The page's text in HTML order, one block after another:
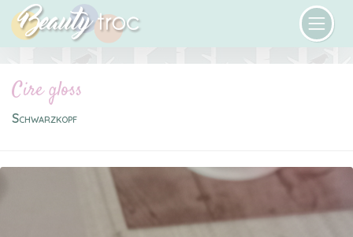
Cire gloss
Schwarzkopf